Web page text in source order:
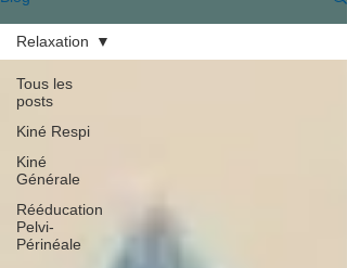
Tous les
posts
Kiné Respi
Kiné
Générale
Rééducation
Pelvi-
Périnéale
Relaxation